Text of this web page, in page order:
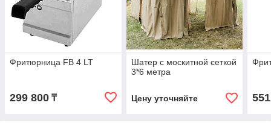
Фритюрница FB 4 LT
299 800 ₸
Шатер с москитной сеткой
3*6 метра
Цену уточняйте